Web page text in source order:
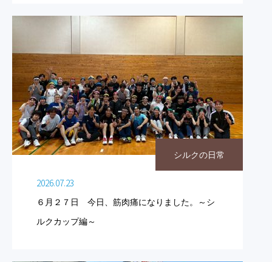
シルクの日常
2026.07.23
６月２７日 今日、筋肉痛になりました。～シ
ルクカップ編～